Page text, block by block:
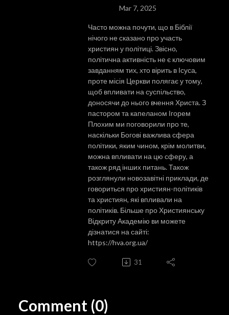
Mar 7, 2025
Часто можна почути, що в Біблії
нічого не сказано про участь
християн у політиці. Звісно,
політична активність не є ключовим
завданням тих, хто вірить в Ісуса,
проте місія Церкви полягає у тому,
щоб впливати на суспільство,
доносячи до нього вчення Христа. З
пастором та капеланом Ігорем
Плохим ми поговорили про те,
наскільки Богові важлива сфера
політики, яким чином, крім молитви,
можна впливати на цю сферу, а
також ряд інших питань. Також
розглянули новозавітні приклади, де
говориться про християн-політиків
та християн, які впливали на
політиків. Більше про Християнську
Відкриту Академію ви можете
дізнатися на сайті:
https://hva.org.ua/
31
Comment (0)